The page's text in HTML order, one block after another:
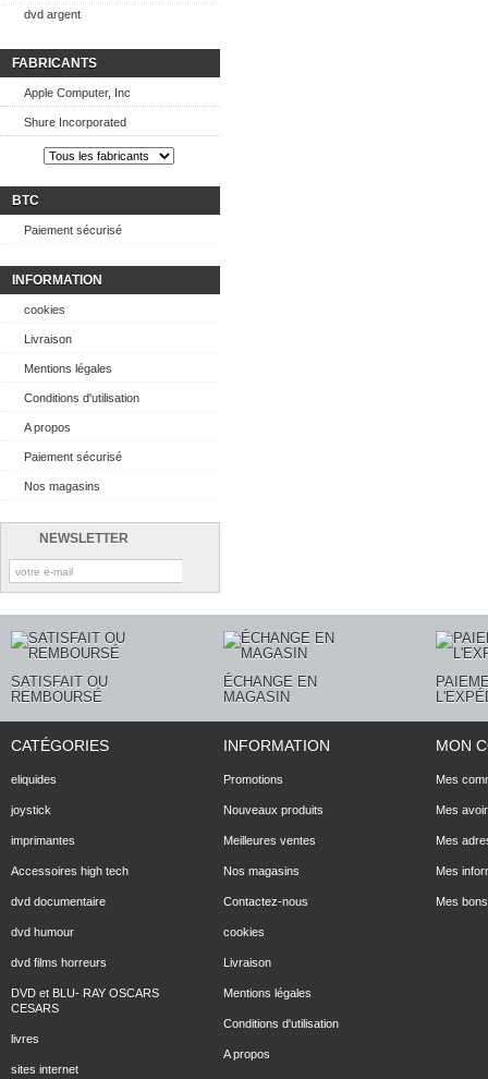
dvd argent
FABRICANTS
Apple Computer, Inc
Shure Incorporated
BTC
Paiement sécurisé
INFORMATION
cookies
Livraison
Mentions légales
Conditions d'utilisation
A propos
Paiement sécurisé
Nos magasins
NEWSLETTER
SATISFAIT OU
REMBOURSÉ
ÉCHANGE EN
MAGASIN
CATÉGORIES
eliquides
joystick
imprimantes
Accessoires high tech
dvd documentaire
dvd humour
dvd films horreurs
DVD et BLU- RAY OSCARS
CESARS
livres
sites internet
INFORMATION
Promotions
Nouveaux produits
Meilleures ventes
Nos magasins
Contactez-nous
cookies
Livraison
Mentions légales
Conditions d'utilisation
A propos
MON
Mes
Mes
Mes
Mes
Mes